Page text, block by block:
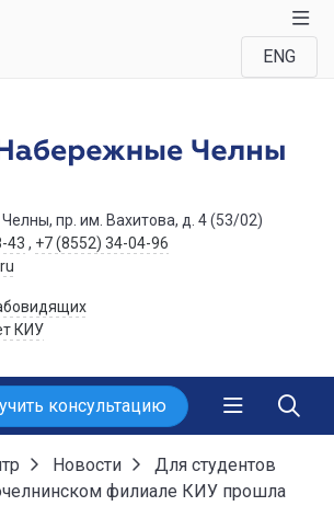
ENG
пр. им. Вахитова, д. 4 (53/02)
43 , +7 (8552) 34-04-96
КИУ
консультацию
Новости
Для студентов
филиале КИУ прошла